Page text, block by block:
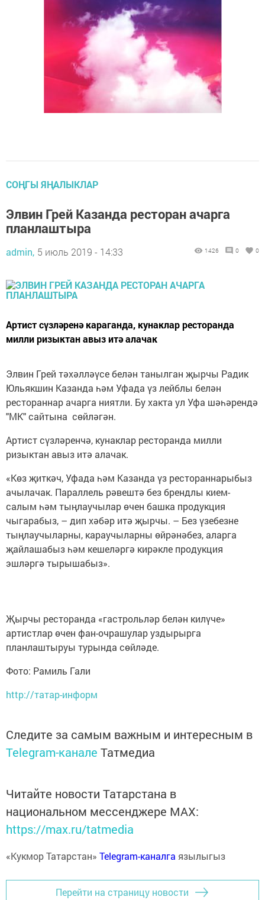
СОҢГЫ ЯҢАЛЫКЛАР
Элвин Грей Казанда ресторан ачарга
планлаштыра
admin, 5 июль 2019 - 14:33 1426 0 0
Артист сүзләренә караганда, кунаклар ресторанда
милли ризыктан авыз итә алачак
Элвин Грей тәхәлләүсе белән танылган җырчы Радик
Юльякшин Казанда һәм Уфада үз лейблы белән
рестораннар ачарга ниятли. Бу хакта ул Уфа шәһәрендә
"МК" сайтына сөйләгән.
Артист сүзләренчә, кунаклар ресторанда милли
ризыктан авыз итә алачак.
«Көз җиткәч, Уфада һәм Казанда үз рестораннарыбыз
ачылачак. Параллель рәвештә без брендлы кием-
салым һәм тыңлаучылар өчен башка продукция
чыгарабыз, – дип хәбәр итә җырчы. – Без үзебезне
тыңлаучыларны, караучыларны өйрәнәбез, аларга
җайлашабыз һәм кешеләргә кирәкле продукция
эшләргә тырышабыз».
Җырчы ресторанда «гастрольләр белән килүче»
артистлар өчен фан-очрашулар уздырырга
планлаштыруы турында сөйләде.
Фото: Рамиль Гали
http://татар-информ
Следите за самым важным и интересным в
Telegram-канале Татмедиа
Читайте новости Татарстана в
национальном мессенджере MАХ:
https://max.ru/tatmedia
«Кукмор Татарстан» Telegram-каналга язылыгыз
Перейти на страницу новости